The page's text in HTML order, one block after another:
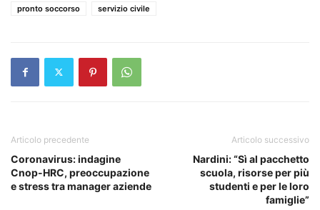
pronto soccorso
servizio civile
Articolo precedente
Coronavirus: indagine
Cnop-HRC, preoccupazione
e stress tra manager aziende
Articolo successivo
Nardini: “Sì al pacchetto
scuola, risorse per più
studenti e per le loro
famiglie”